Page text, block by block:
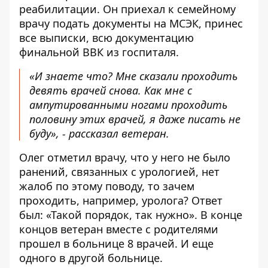
реабилитации. Он приехал к семейному
врачу подать документы на МСЭК, принес
все выписки, всю документацию
финальной ВВК из госпиталя.
«И знаете что? Мне сказали проходить
девять врачей снова. Как мне с
ампутированными ногами проходить
половину этих врачей, я даже писать не
буду», - рассказал ветеран.
Олег отметил врачу, что у него не было
ранений, связанных с урологией, нет
жалоб по этому поводу, то зачем
проходить, например, уролога? Ответ
был: «Такой порядок, так нужно». В конце
концов ветеран вместе с родителями
прошел в больнице 8 врачей. И еще
одного в другой больнице.